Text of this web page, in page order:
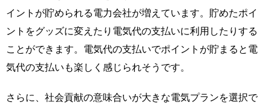
イントが貯められる電力会社が増えています。貯めたポイ
ントをグッズに変えたり電気代の支払いに利用したりする
ことができます。電気代の支払いでポイントが貯まると電
気代の支払いも楽しく感じられそうです。
さらに、社会貢献の意味合いが大きな電気プランを選択で